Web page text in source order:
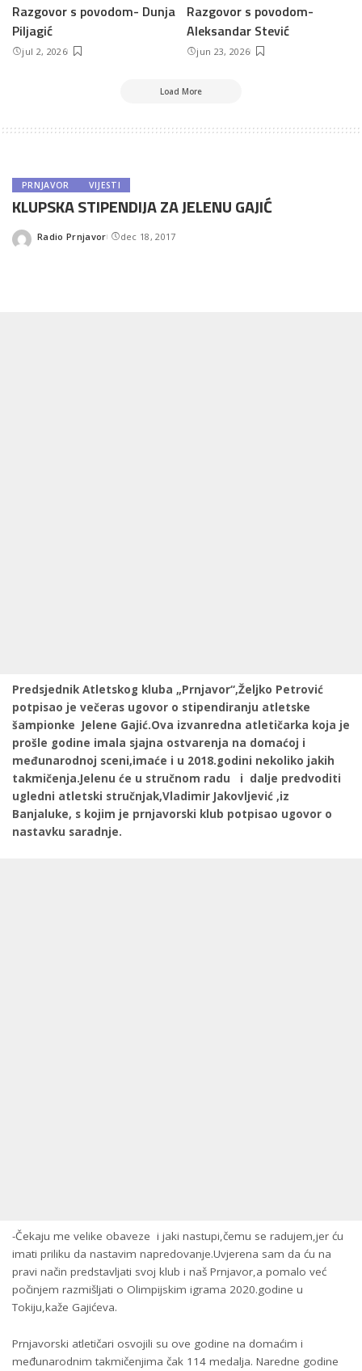
Razgovor s povodom- Dunja
Piljagić
jul 2, 2026
Razgovor s povodom-
Aleksandar Stević
jun 23, 2026
Load More
PRNJAVOR VIJESTI
KLUPSKA STIPENDIJA ZA JELENU GAJIĆ
Posted
Radio Prnjavor dec 18, 2017
Predsjednik Atletskog kluba „Prnjavor“,Željko Petrović
potpisao je večeras ugovor o stipendiranju atletske
šampionke Jelene Gajić.Ova izvanredna atletičarka koja je
prošle godine imala sjajna ostvarenja na domaćoj i
međunarodnoj sceni,imaće i u 2018.godini nekoliko jakih
takmičenja.Jelenu će u stručnom radu i dalje predvoditi
ugledni atletski stručnjak,Vladimir Jakovljević ,iz
Banjaluke, s kojim je prnjavorski klub potpisao ugovor o
nastavku saradnje.
-Čekaju me velike obaveze i jaki nastupi,čemu se radujem,jer ću
imati priliku da nastavim napredovanje.Uvjerena sam da ću na
pravi način predstavljati svoj klub i naš Prnjavor,a pomalo već
počinjem razmišljati o Olimpijskim igrama 2020.godine u
Tokiju,kaže Gajićeva.
Prnjavorski atletičari osvojili su ove godine na domaćim i
međunarodnim takmičenjima čak 114 medalja. Naredne godine